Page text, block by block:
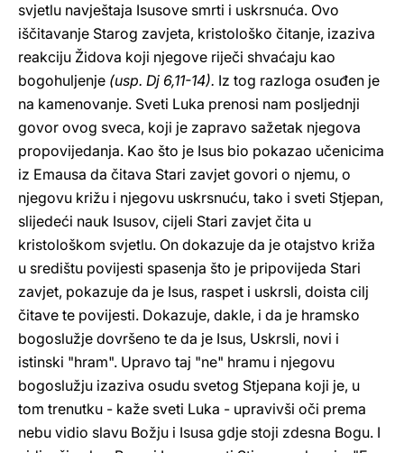
svjetlu navještaja Isusove smrti i uskrsnuća. Ovo
iščitavanje Starog zavjeta, kristološko čitanje, izaziva
reakciju Židova koji njegove riječi shvaćaju kao
bogohuljenje (usp. Dj 6,11-14). Iz tog razloga osuđen je
na kamenovanje. Sveti Luka prenosi nam posljednji
govor ovog sveca, koji je zapravo sažetak njegova
propovijedanja. Kao što je Isus bio pokazao učenicima
iz Emausa da čitava Stari zavjet govori o njemu, o
njegovu križu i njegovu uskrsnuću, tako i sveti Stjepan,
slijedeći nauk Isusov, cijeli Stari zavjet čita u
kristološkom svjetlu. On dokazuje da je otajstvo križa
u središtu povijesti spasenja što je pripovijeda Stari
zavjet, pokazuje da je Isus, raspet i uskrsli, doista cilj
čitave te povijesti. Dokazuje, dakle, i da je hramsko
bogoslužje dovršeno te da je Isus, Uskrsli, novi i
istinski "hram". Upravo taj "ne" hramu i njegovu
bogoslužju izaziva osudu svetog Stjepana koji je, u
tom trenutku - kaže sveti Luka - upravivši oči prema
nebu vidio slavu Božju i Isusa gdje stoji zdesna Bogu. I